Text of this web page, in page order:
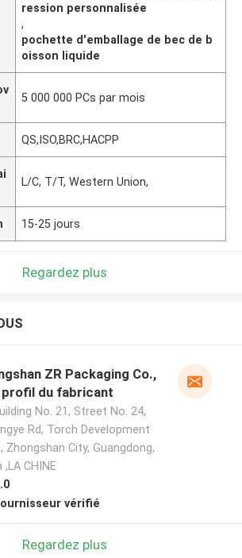
ression personnalisée
,
pochette d'emballage de bec de b
oisson liquide
5 000 000 PCs par mois
QS,ISO,BRC,HACPP
L/C, T/T, Western Union,
15-25 jours
Regardez plus
ZR Packaging Co.,
du fabricant
No. 21, Street No. 24,
Rd, Torch Development
Zhongshan City, Guangdong,
,LA CHINE
vérifié
Regardez plus